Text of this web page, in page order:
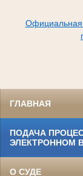
Официальная
ГЛАВНАЯ
ПОДАЧА
ЭЛЕКТРОННОМ
О СУДЕ